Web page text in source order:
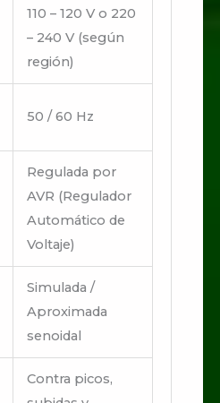
110 – 120 V o 220
– 240 V (según
región)
50 / 60 Hz
Regulada por
AVR (Regulador
Automático de
Voltaje)
Simulada /
Aproximada
senoidal
Contra picos,